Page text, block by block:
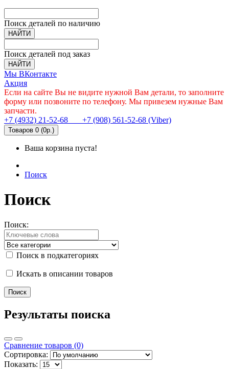
Поиск деталей по наличию
НАЙТИ
Поиск деталей под заказ
НАЙТИ
Мы ВКонтакте
Акция
Если на сайте Вы не видите нужной Вам детали, то заполните
форму или позвоните по телефону. Мы привезем нужные Вам
запчасти.
+7 (4932) 21-52-68
+7 (908) 561-52-68 (Viber)
Товаров 0 (0р.)
Ваша корзина пуста!
Поиск
Поиск
Поиск:
Поиск в подкатегориях
Искать в описании товаров
Результаты поиска
Сравнение товаров (0)
Сортировка:
Показать: